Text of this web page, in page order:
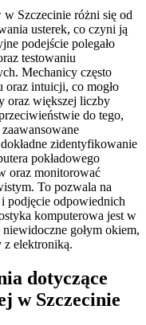
Szczecinie różni się od
usterek, co czyni ją
podejście polegało
testowaniu
Mechanicy często
oraz intuicji, co mogło
oraz większej liczby
do tego,
zidentyfikowanie
pokładowego
oraz monitorować
To pozwala na
podjęcie odpowiednich
komputerowa jest w
gołym okiem,
elektroniką.
dotyczące
w Szczecinie